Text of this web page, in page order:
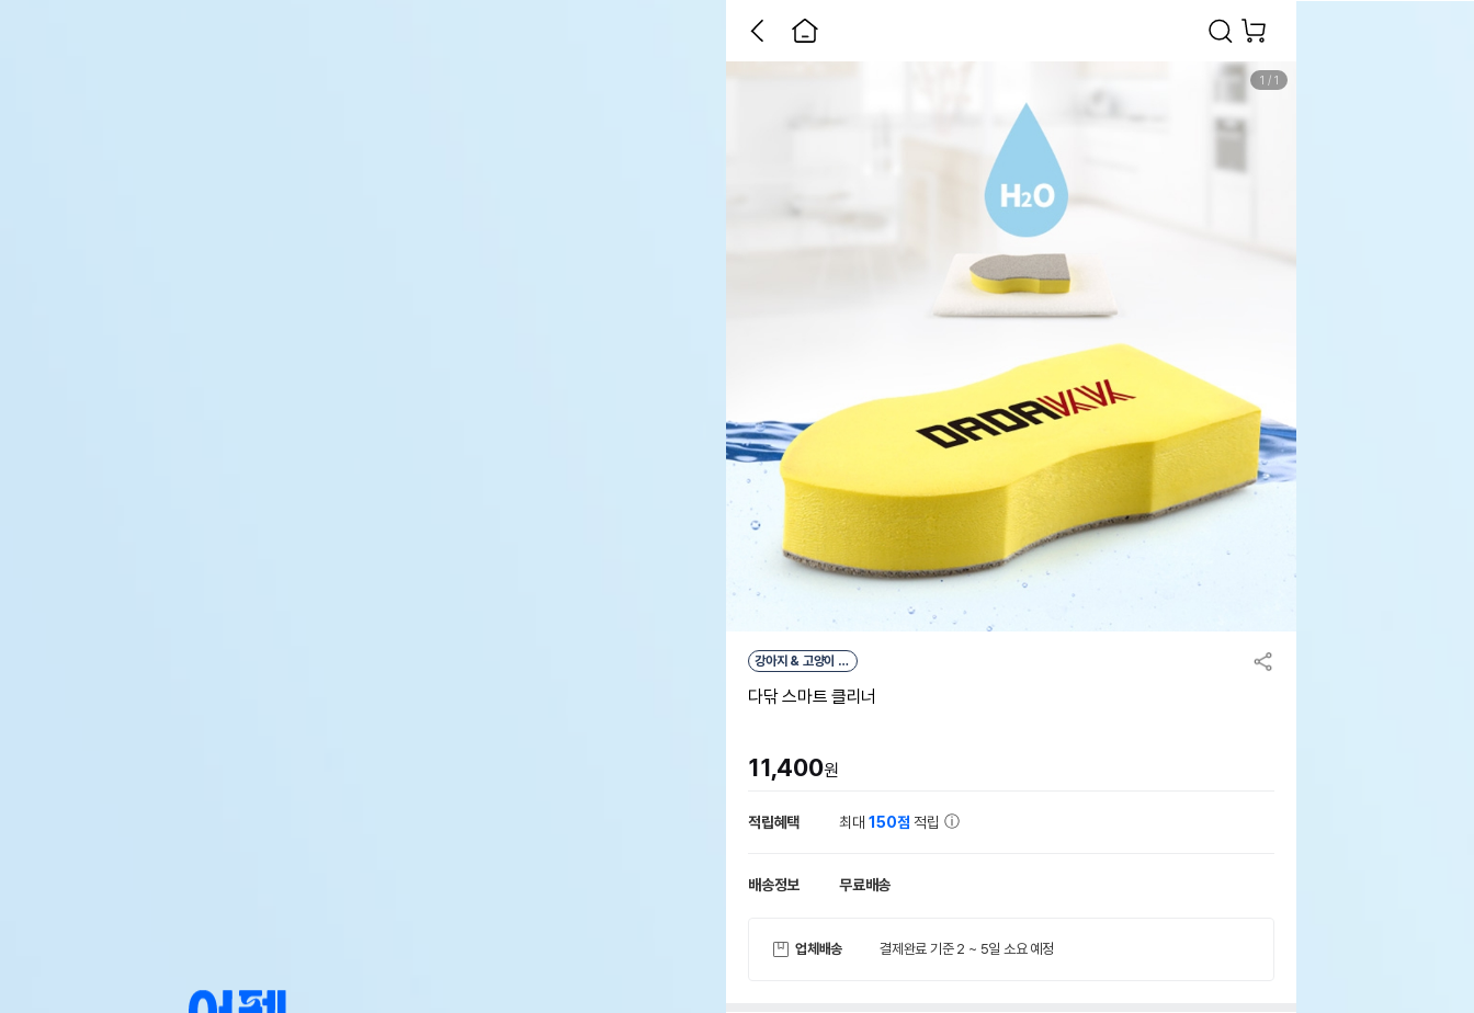
1 / 1
강아지 & 고양이 &
다닦 스마트 클리너
11,400원
적립혜택 최대150점 적립
배송정보 무료배송
업체배송 결제완료 기준 2 ~ 5일 소요 예정